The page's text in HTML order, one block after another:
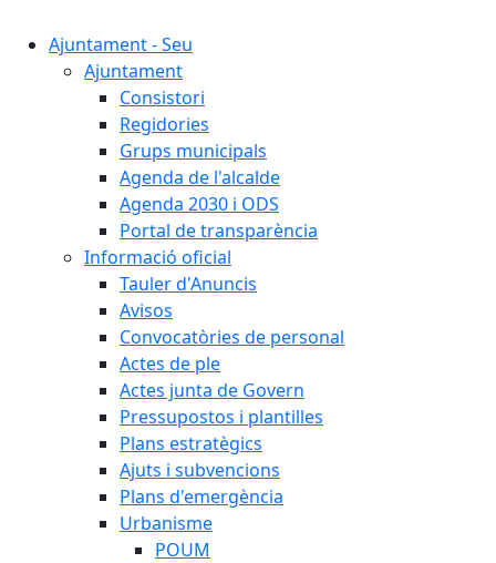
Ajuntament - Seu
Ajuntament
Consistori
Regidories
Grups municipals
Agenda de l'alcalde
Agenda 2030 i ODS
Portal de transparència
Informació oficial
Tauler d'Anuncis
Avisos
Convocatòries de personal
Actes de ple
Actes junta de Govern
Pressupostos i plantilles
Plans estratègics
Ajuts i subvencions
Plans d'emergència
Urbanisme
POUM